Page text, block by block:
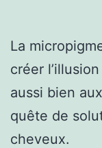
La
créer
aussi bien
quête de
cheveux.